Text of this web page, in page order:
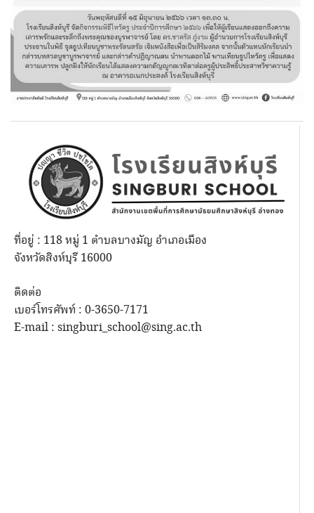
ที่อยู่ : 118 หมู่ 1 ตำบลบางมัญ อำเภอเมือง
จังหวัดสิงห์บุรี 16000
ติดต่อ
เบอร์โทรศัพท์ : 0-3650-7171
E-mail : singburi_school@sing.ac.th